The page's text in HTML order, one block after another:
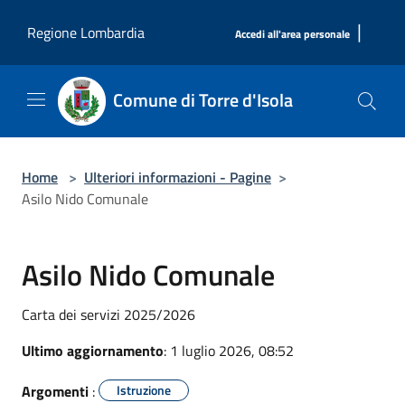
Regione Lombardia
Accedi all'area personale |
Comune di Torre d'Isola
Home > Ulteriori informazioni - Pagine >
Asilo Nido Comunale
Asilo Nido Comunale
Carta dei servizi 2025/2026
Ultimo aggiornamento: 1 luglio 2026, 08:52
Argomenti : Istruzione